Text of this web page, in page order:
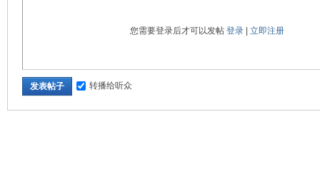
您需要登录后才可以发帖 登录 立即注册
发表帖子 转播给听众